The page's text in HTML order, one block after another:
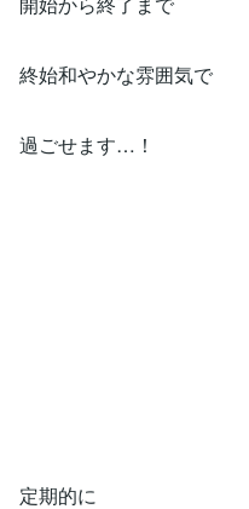
終始和やかな雰囲気で
過ごせます…！
定期的に